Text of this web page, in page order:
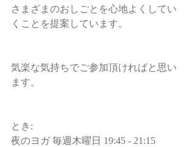
さまざまのおしごとを心地よくしてい
くことを提案しています。
気楽な気持ちでご参加頂ければと思い
ます。
とき:
夜のヨガ 毎週木曜日 19:45 - 21:15